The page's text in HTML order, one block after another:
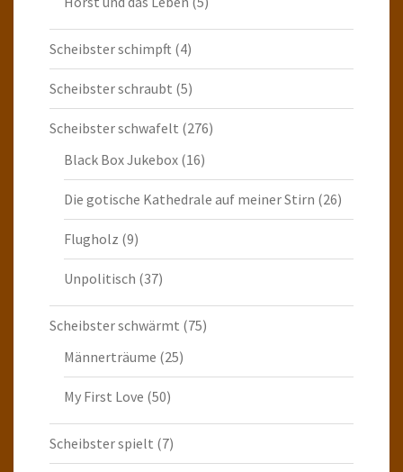
Scheibster schimpft (4)
Scheibster schraubt (5)
Scheibster schwafelt (276)
Black Box Jukebox (16)
Die gotische Kathedrale auf meiner Stirn (26)
Flugholz (9)
Unpolitisch (37)
Scheibster schwärmt (75)
Männerträume (25)
My First Love (50)
Scheibster spielt (7)